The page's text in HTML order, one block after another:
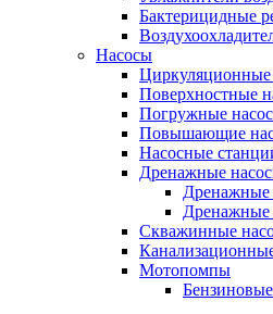
Бактерицидные
Насосы
Циркуляционные
Поверхностные
Погружные
Повышающие
Насосные
Дренажные
Дренажные
Дренажные
Скважинные
Мотопомпы